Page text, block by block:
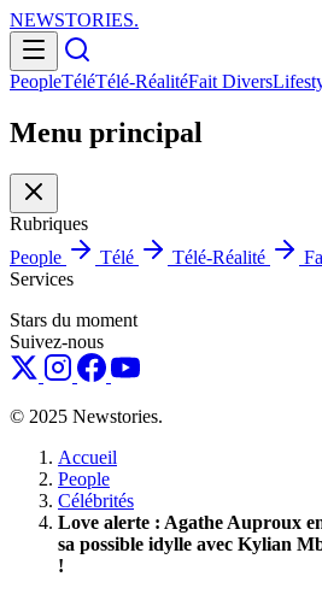
NEWSTORIES.
PeopleTéléTélé-RéalitéFait Divers
Menu principal
Rubriques
People
Télé Télé-Réalité
Services
Stars du moment
Suivez-nous
© 2025 Newstories.
Accueil
People
Célébrités
Love alerte : Agathe Auproux
sa possible idylle avec Kylian
!